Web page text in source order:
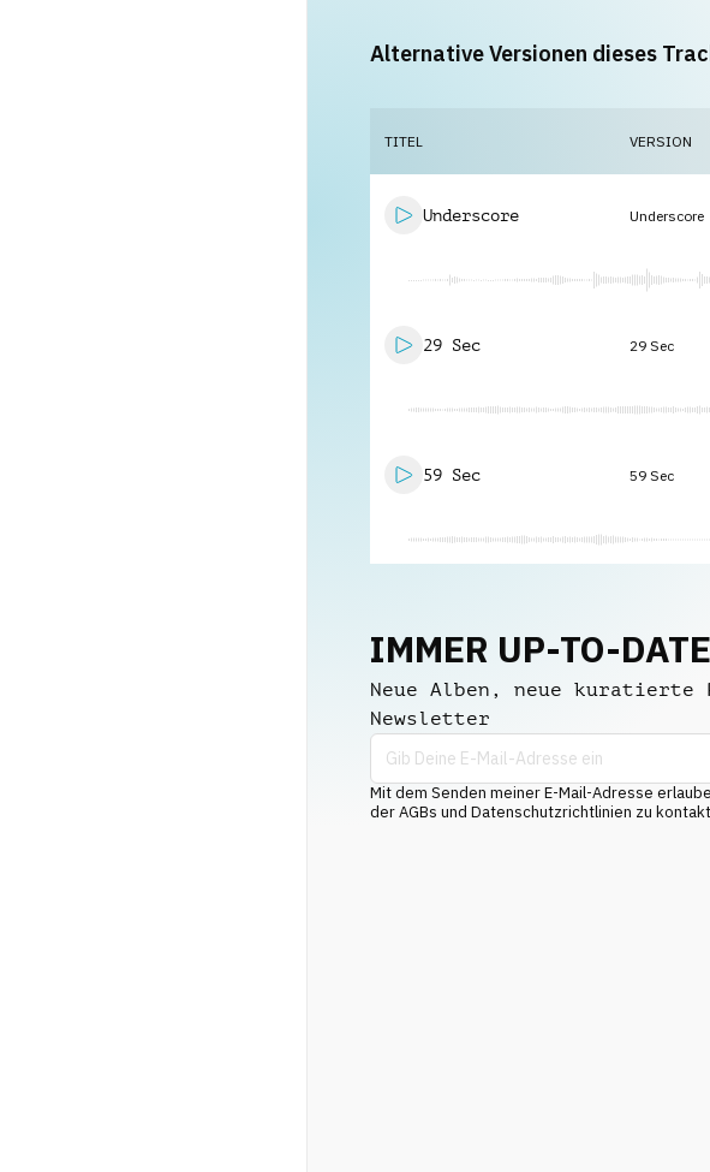
Alternative Versionen dieses
TITEL VERSION
Underscore Underscore
29 Sec 29 Sec
59 Sec 59 Sec
IMMER UP-TO-DATE
Neue Alben, neue
Newsletter
Mit dem Senden meiner E-Mail-Adresse
der AGBs und Datenschutzrichtlinien zu